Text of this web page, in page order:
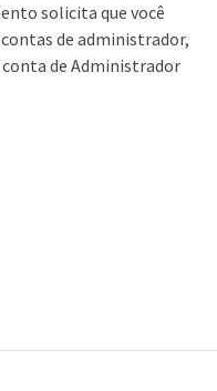
solicita que você
de administrador,
conta de Administrador